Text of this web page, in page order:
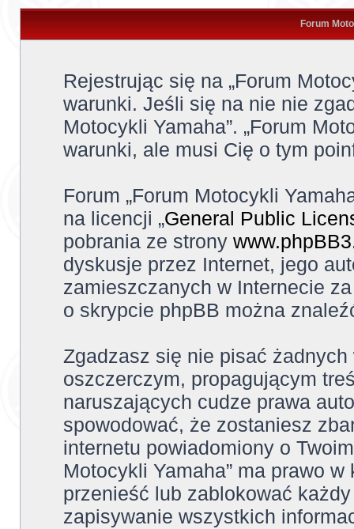
Forum
Rejestrując się na „Forum
warunki. Jeśli się na nie nie
Motocykli Yamaha”. „Forum
warunki, ale musi Cię o tym
Forum „Forum Motocykli
na licencji „General Public
pobrania ze strony
dyskusje przez Internet, jego
zamieszczanych w Internecie
o skrypcie phpBB można
Zgadzasz się nie pisać
oszczerczym, propagującym
naruszających cudze prawa
spowodować, że zostaniesz
internetu powiadomiony o
Motocykli Yamaha” ma prawo
przenieść lub zablokować
zapisywanie wszystkich